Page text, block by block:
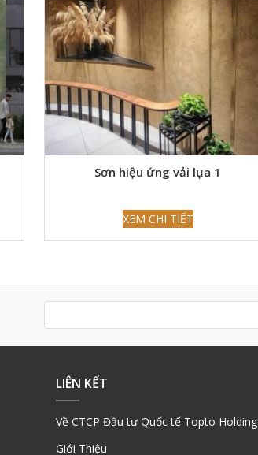
Sơn hiệu ứng vải lụa 1
XEM CHI TIẾT
LIÊN KẾT
Về CTCP Đầu tư Quốc tế Topto Holding
Giới Thiệu